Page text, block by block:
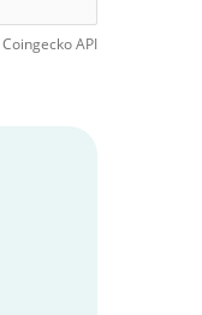
CoingeckoAPI